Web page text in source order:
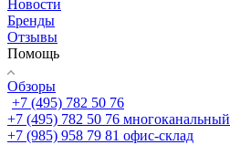
Новости
Бренды
Отзывы
Помощь
Обзоры
+7 (495) 782 50 76
+7 (495) 782 50 76 многоканальный
+7 (985) 958 79 81 офис-склад